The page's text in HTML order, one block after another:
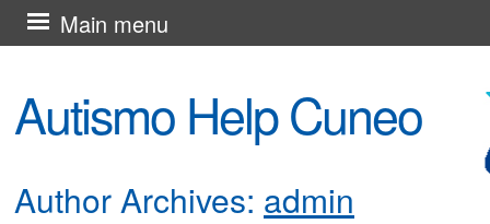
Autismo Help Cuneo
Main menu
Skip
to
Author Archives: admin